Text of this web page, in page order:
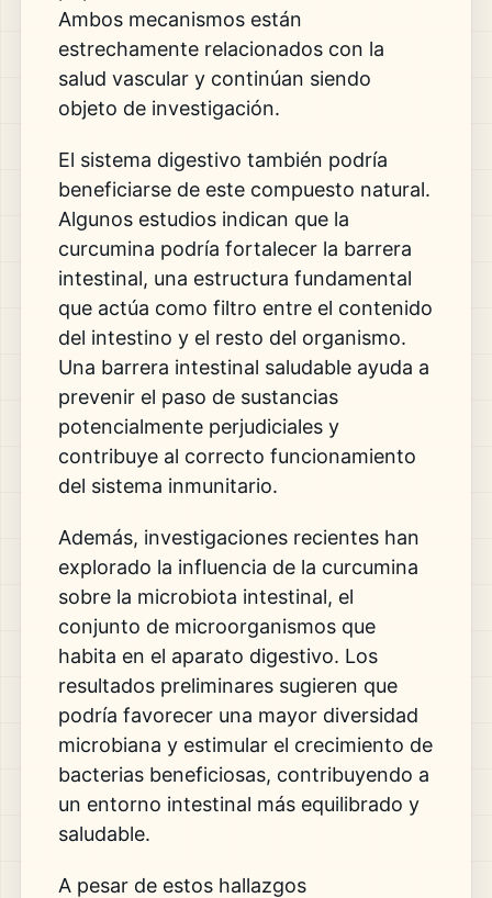
Ambos mecanismos están
estrechamente relacionados con la
salud vascular y continúan siendo
objeto de investigación.
El sistema digestivo también podría
beneficiarse de este compuesto natural.
Algunos estudios indican que la
curcumina podría fortalecer la barrera
intestinal, una estructura fundamental
que actúa como filtro entre el contenido
del intestino y el resto del organismo.
Una barrera intestinal saludable ayuda a
prevenir el paso de sustancias
potencialmente perjudiciales y
contribuye al correcto funcionamiento
del sistema inmunitario.
Además, investigaciones recientes han
explorado la influencia de la curcumina
sobre la microbiota intestinal, el
conjunto de microorganismos que
habita en el aparato digestivo. Los
resultados preliminares sugieren que
podría favorecer una mayor diversidad
microbiana y estimular el crecimiento de
bacterias beneficiosas, contribuyendo a
un entorno intestinal más equilibrado y
saludable.
A pesar de estos hallazgos